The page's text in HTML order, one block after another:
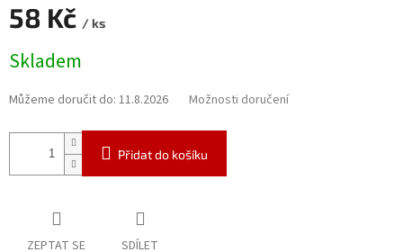
58 Kč / ks
cena:
Skladem
Můžeme doručit do: 11.8.2026 Možnosti doručení
Přidat do košíku
ZEPTAT SE SDÍLET